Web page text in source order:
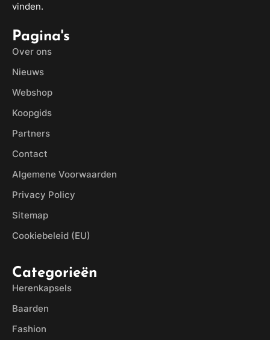
vinden.
Pagina's
Over ons
Nieuws
Webshop
Koopgids
Partners
Contact
Algemene Voorwaarden
Privacy Policy
Sitemap
Cookiebeleid (EU)
Categorieën
Herenkapsels
Baarden
Fashion